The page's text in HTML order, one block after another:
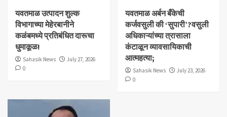
यवतमाळ उत्पादन शुल्क
विभागाच्या मेहेरबानीने
कळंबमध्ये प्रतिबंधित दारूचा
धुमाकूळ!
Sahasik News
July 27, 2026
0
​यवतमाळ अर्बन बँकेची
कर्जवसुली की ‘सुपारी’?वसुली
अधिकाऱ्यांच्या त्रासाला
कंटाळून व्यावसायिकाची
आत्महत्या;
Sahasik News
July 23, 2026
0